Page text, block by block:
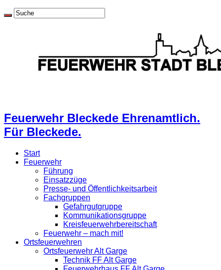
Feuerwehr Bleckede Ehrenamtlich.
Für Bleckede.
Start
Feuerwehr
Führung
Einsatzzüge
Presse- und Öffentlichkeitsarbeit
Fachgruppen
Gefahrgutgruppe
Kommunikationsgruppe
Kreisfeuerwehrbereitschaft
Feuerwehr – mach mit!
Ortsfeuerwehren
Ortsfeuerwehr Alt Garge
Technik FF Alt Garge